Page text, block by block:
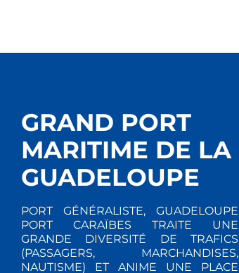
GRAND PORT
MARITIME DE LA
GUADELOUPE
PORT GÉNÉRALISTE, GUADELOUPE
PORT CARAÏBES TRAITE UNE
GRANDE DIVERSITÉ DE TRAFICS
(PASSAGERS, MARCHANDISES,
NAUTISME) ET ANIME UNE PLACE